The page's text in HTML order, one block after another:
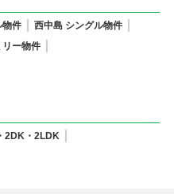
物件
西中島 シングル物件
リー物件
2DK・2LDK